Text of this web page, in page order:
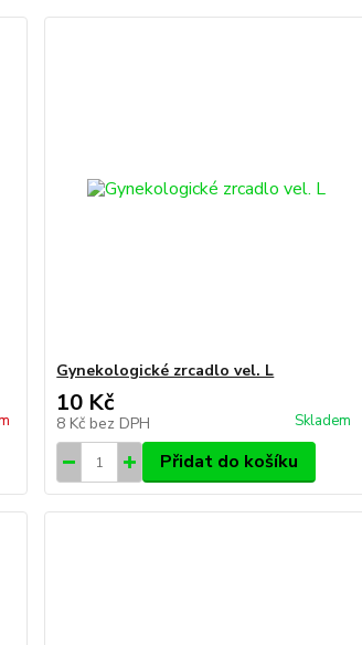
Gynekologické zrcadlo vel. L
10 Kč
8 Kč bez DPH Skladem
Přidat do košíku